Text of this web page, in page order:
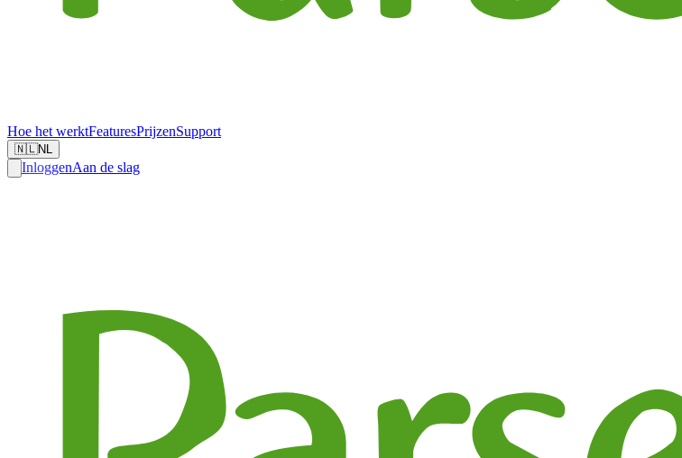
Hoe het werktFeaturesPrijzenSupport
🇳🇱NL
InloggenAan de slag